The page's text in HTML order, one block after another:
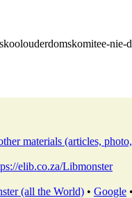
nie-
materials (articles,
elib.co.za/Libmonster
(all the World) • Google •